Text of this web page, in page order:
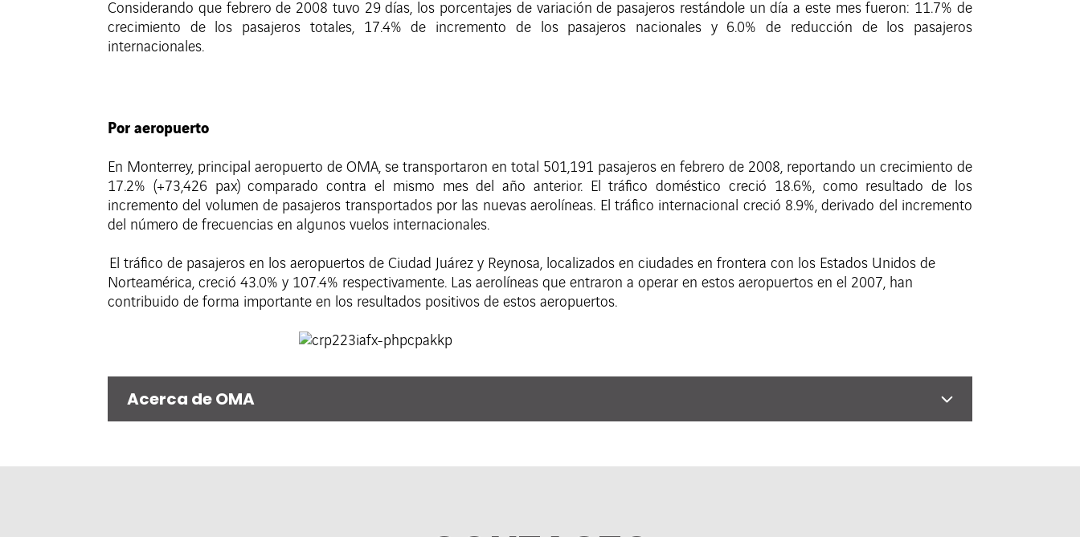
Considerando que febrero de 2008 tuvo 29 días, los porcentajes de variación de pasajeros restándole un día a este mes fueron: 11.7% de
crecimiento de los pasajeros totales, 17.4% de incremento de los pasajeros nacionales y 6.0% de reducción de los pasajeros
internacionales.
Por aeropuerto
En Monterrey, principal aeropuerto de OMA, se transportaron en total 501,191 pasajeros en febrero de 2008, reportando un crecimiento de
17.2% (+73,426 pax) comparado contra el mismo mes del año anterior. El tráfico doméstico creció 18.6%, como resultado de los
incremento del volumen de pasajeros transportados por las nuevas aerolíneas. El tráfico internacional creció 8.9%, derivado del incremento
del número de frecuencias en algunos vuelos internacionales.
El tráfico de pasajeros en los aeropuertos de Ciudad Juárez y Reynosa, localizados en ciudades en frontera con los Estados Unidos de
Norteamérica, creció 43.0% y 107.4% respectivamente. Las aerolíneas que entraron a operar en estos aeropuertos en el 2007, han
contribuido de forma importante en los resultados positivos de estos aeropuertos.
Acerca de OMA